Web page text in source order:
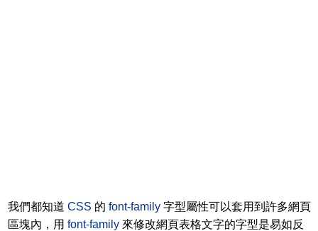
我們都知道 CSS 的 font-family 字型屬性可以套用到許多網頁
區塊內，用 font-family 來修改網頁表格文字的字型是易如反